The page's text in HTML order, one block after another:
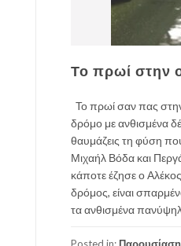
Το πρωί στην
Το πρωί σαν πας
δρόμο με ανθισμένα
θαυμάζεις τη φύση
Μιχαήλ Βόδα και
κάποτε έζησε ο
δρόμος, είναι
τα ανθισμένα